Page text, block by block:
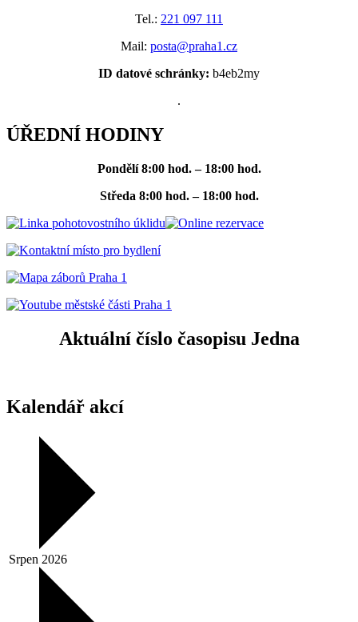
Tel.: 221 097 111
Mail: posta@praha1.cz
ID datové schránky: b4eb2my
.
ÚŘEDNÍ HODINY
Pondělí 8:00 hod. – 18:00 hod.
Středa 8:00 hod. – 18:00 hod.
Aktuální číslo časopisu Jedna
Kalendář akcí
Srpen 2026